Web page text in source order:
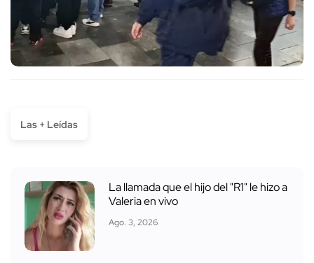
Las + Leídas
La llamada que el hijo del "R1" le hizo a
Valeria en vivo
Ago. 3, 2026